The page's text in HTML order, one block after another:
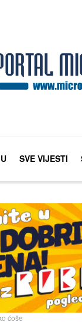
SVE VIJESTI
ćoše